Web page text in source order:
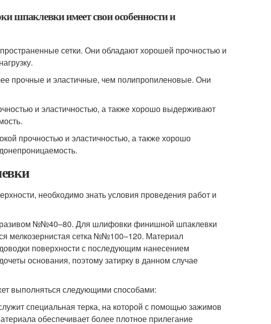
шпаклевки имеет свои особенности и
сетки. Они обладают хорошей прочностью и
прочные и эластичные, чем полипропиленовые. Они
и эластичностью, а также хорошо выдерживают
прочностью и эластичностью, а также хорошо
необходимо знать условия проведения работ и
№№40–80. Для шлифовки финишной шпаклевки
мелкозернистая сетка №№100–120. Материал
поверхности с последующим нанесением
основания, поэтому затирку в данном случае
выполняться следующими способами:
специальная терка, на которой с помощью зажимов
обеспечивает более плотное прилегание